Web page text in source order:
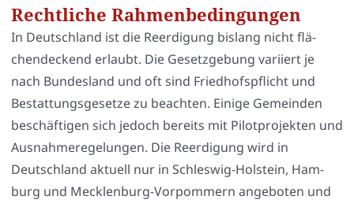
Rechtliche Rahmenbedingungen
In Deutsch­land ist die Reer­di­gung bis­lang nicht flä­
chen­de­ckend erlaubt. Die Gesetz­ge­bung vari­iert je
nach Bun­des­land und oft sind Fried­hofs­pflicht und
Bestat­tungs­ge­set­ze zu beach­ten. Eini­ge Gemein­den
beschäf­ti­gen sich jedoch bereits mit Pilot­pro­jek­ten und
Aus­nah­me­re­ge­lun­gen. Die Reer­di­gung wird in
Deutsch­land aktu­ell nur in Schles­wig-Hol­stein, Ham­
burg und Meck­len­burg-Vor­pom­mern ange­bo­ten und